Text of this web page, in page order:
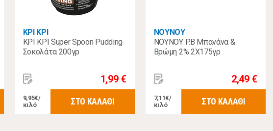
ΚΡΙ ΚΡΙ
ΚΡΙ ΚΡΙ Super Spoon Pudding
Σοκολάτα 200γρ
1,99 €
9,95€/
κιλό
ΣΤΟ ΚΑΛΑΘΙ
NOYNOY
NOYNOY P.B Μπανάνα &
Βρώμη 2% 2Χ175γρ
2,49 €
7,11€/
κιλό
ΣΤΟ ΚΑΛΑΘΙ